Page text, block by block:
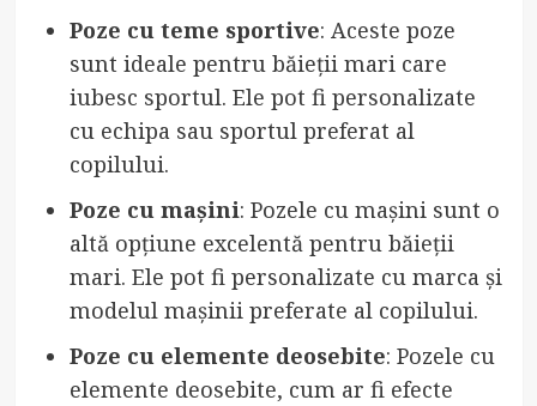
Poze cu teme sportive: Aceste poze
sunt ideale pentru băieții mari care
iubesc sportul. Ele pot fi personalizate
cu echipa sau sportul preferat al
copilului.
Poze cu mașini: Pozele cu mașini sunt o
altă opțiune excelentă pentru băieții
mari. Ele pot fi personalizate cu marca și
modelul mașinii preferate al copilului.
Poze cu elemente deosebite: Pozele cu
elemente deosebite, cum ar fi efecte